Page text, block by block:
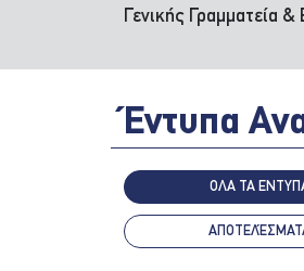
Γενικής Γραμματεία
Έντυπα
ΟΛΑ ΤΑ